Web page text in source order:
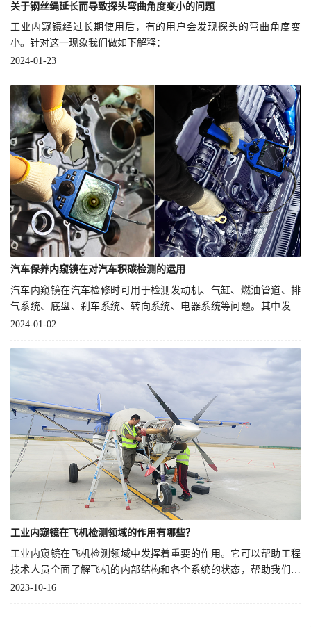
工业内窥镜在飞机检测领域的作用有哪些？
工业内窥镜在飞机检测领域中发挥着重要的作用。它可以帮助工程
技术人员全面了解飞机的内部结构和各个系统的状态，帮助我们及
时发现潜在问题，确保飞机的安全可靠性。
2023-10-16
汽车保养内窥镜在对汽车积碳检测的运用
汽车内窥镜在汽车检修时可用于检测发动机、气缸、燃油管道、排
气系统、底盘、刹车系统、转向系统、电器系统等问题。其中发动
机的检测主要时积碳、堵塞的问题，今天我们一起来了解下对发动
2024-01-02
关于钢丝绳延长而导致探头弯曲角度变小的问题
工业内窥镜经过长期使用后，有的用户会发现探头的弯曲角度变
小。针对这一现象我们做如下解释：
2024-01-23